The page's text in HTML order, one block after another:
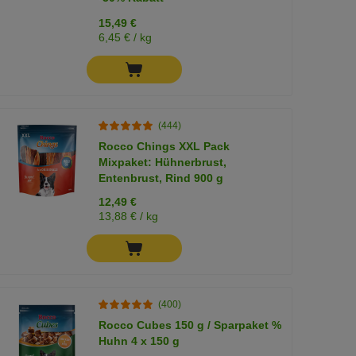
15,49 €
6,45 € / kg
(444)
Rocco Chings XXL Pack
Mixpaket: Hühnerbrust,
Entenbrust, Rind 900 g
12,49 €
13,88 € / kg
(400)
Rocco Cubes 150 g / Sparpaket %
Huhn 4 x 150 g